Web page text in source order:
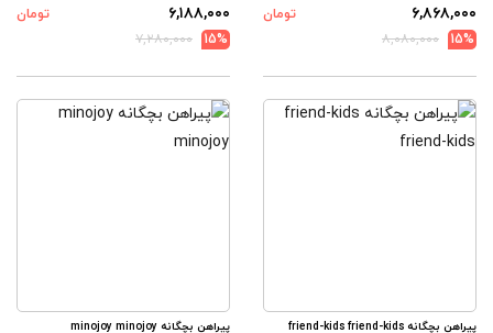
۶,۸۶۸,۰۰۰
تومان
15%
۸,۰۸۰,۰۰۰
۶,۱۸۸,۰۰۰
تومان
15%
۷,۲۸۰,۰۰۰
پیراهن بچگانه friend-kids friend-kids پیراهن بچگانه minojoy minojoy